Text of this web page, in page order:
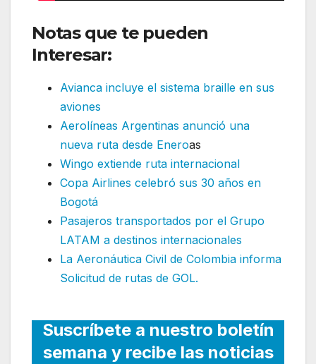
Notas que te pueden
Interesar:
Avianca incluye el sistema braille en sus
aviones
Aerolíneas Argentinas anunció una
nueva ruta desde Eneroas
Wingo extiende ruta internacional
Copa Airlines celebró sus 30 años en
Bogotá
Pasajeros transportados por el Grupo
LATAM a destinos internacionales
La Aeronáutica Civil de Colombia informa
Solicitud de rutas de GOL.
Suscríbete a nuestro boletín
semana y recibe las noticias